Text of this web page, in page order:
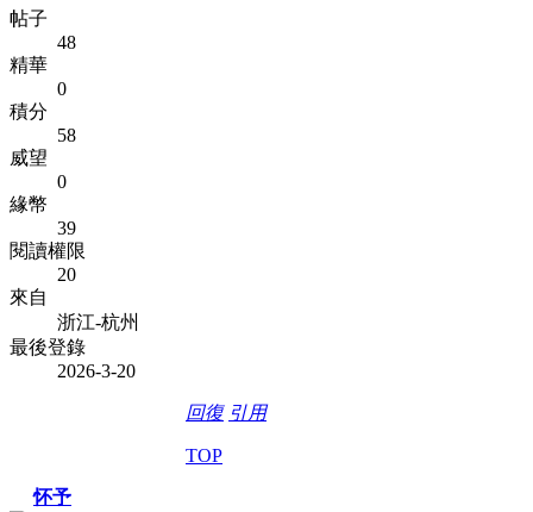
帖子
48
精華
0
積分
58
威望
0
緣幣
39
閱讀權限
20
來自
浙江-杭州
最後登錄
2026-3-20
回復 引用
TOP
怀予